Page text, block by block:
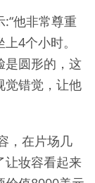
:“他非常尊重
4个小时。
是圆形的，这
觉错觉，让他
，在片场几
让妆容看起来